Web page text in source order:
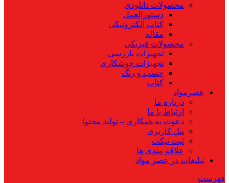
محصولات دانلودی
دستورالعمل
کتاب الکترونیکی
مقاله
محصولات فیزیکی
تجهیزات بازرسی
تجهیزات جوشکاری
چسب و رنگ
کتاب
عصرمواد
درباره ما
ارتباط با ما
دعوت به همکاری – تولید محتوا
پنل کاربری
ثبت تیکت
علاقه مندی ها
تبلیغات در عصر مواد
فهرست